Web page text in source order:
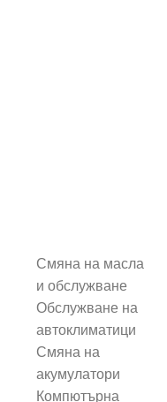
Смяна на масла
и обслужване
Обслужване на
автоклиматици
Смяна на
акумулатори
Компютърна